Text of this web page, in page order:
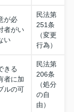
が必
者がい
い
民法第
251条
（変更
行為）
きる
者に加
ルの可
民法第
206条
（処分
の自
由）